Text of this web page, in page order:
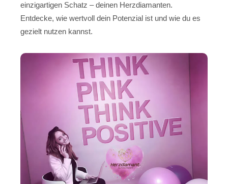
einzigartigen Schatz – deinen Herzdiamanten.
Entdecke, wie wertvoll dein Potenzial ist und wie du es
gezielt nutzen kannst.